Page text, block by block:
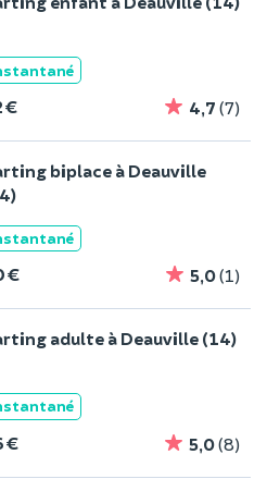
€ 4,7 (7)
biplace à Deauville
€ 5,0(1)
adulte à Deauville (14)
€ 5,0(8)